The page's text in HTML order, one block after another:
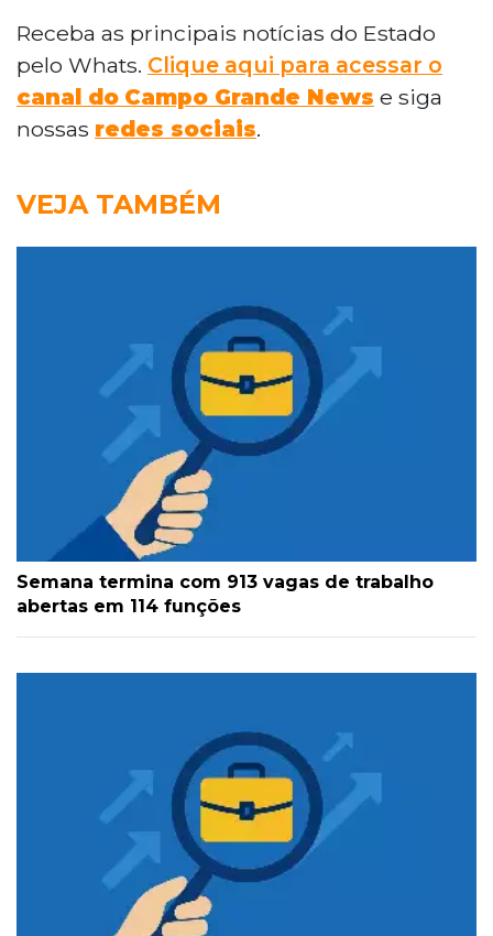
Receba as principais notícias do Estado
pelo Whats. Clique aqui para acessar o
canal do Campo Grande News e siga
nossas redes sociais.
VEJA TAMBÉM
Semana termina com 913 vagas de trabalho
abertas em 114 funções